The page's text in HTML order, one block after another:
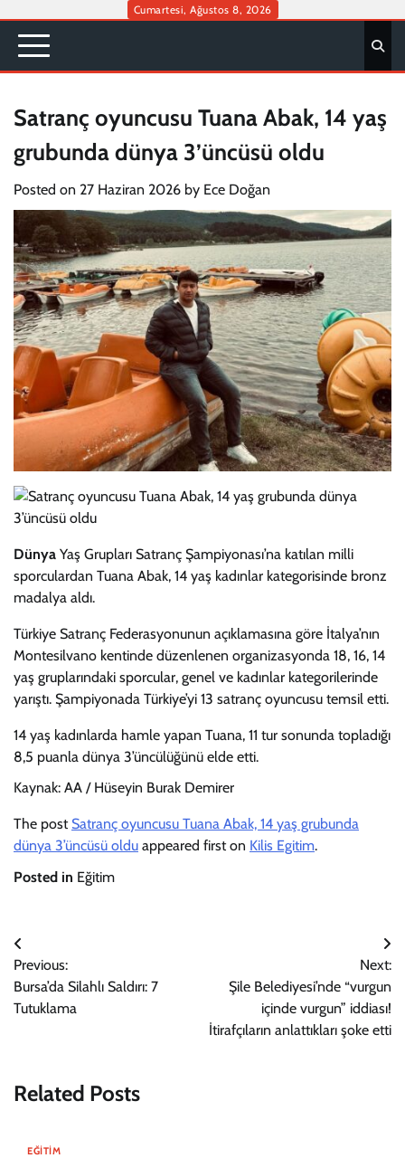
content
Cumartesi, Ağustos 8, 2026
Satranç oyuncusu Tuana Abak, 14 yaş
grubunda dünya 3’üncüsü oldu
Posted on 27 Haziran 2026 by Ece Doğan
Dünya Yaş Grupları Satranç Şampiyonası’na katılan milli
sporculardan Tuana Abak, 14 yaş kadınlar kategorisinde bronz
madalya aldı.
Türkiye Satranç Federasyonunun açıklamasına göre İtalya’nın
Montesilvano kentinde düzenlenen organizasyonda 18, 16, 14
yaş gruplarındaki sporcular, genel ve kadınlar kategorilerinde
yarıştı. Şampiyonada Türkiye’yi 13 satranç oyuncusu temsil etti.
14 yaş kadınlarda hamle yapan Tuana, 11 tur sonunda topladığı
8,5 puanla dünya 3’üncülüğünü elde etti.
Kaynak: AA / Hüseyin Burak Demirer
The post Satranç oyuncusu Tuana Abak, 14 yaş grubunda
dünya 3’üncüsü oldu appeared first on Kilis Egitim.
Posted in Eğitim
Yazı
gezinmesi
Previous:
Bursa’da Silahlı Saldırı: 7
Tutuklama
Next:
Şile Belediyesi’nde “vurgun
içinde vurgun” iddiası!
İtirafçıların anlattıkları şoke etti
Related Posts
EĞITIM